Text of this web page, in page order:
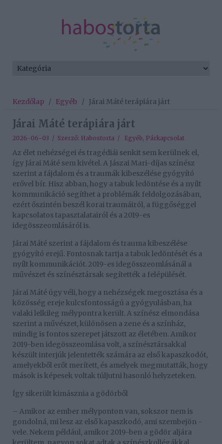
Kezdőlap / Egyéb / Járai Máté terápiára járt
Járai Máté terápiára járt
2026-06-03 / Szerző: Habostorta / Egyéb, Párkapcsolat
Az élet nehézségei és tragédiái senkit sem kerülnek el,
így Járai Máté sem kivétel. A Jászai Mari-díjas színész
szerint a fájdalom és a traumák kibeszélése gyógyító
erővel bír. Hisz abban, hogy a tabuk ledöntése és a nyílt
kommunikáció segíthet a problémák feldolgozásában,
ezért őszintén beszél korai traumáiról, a függőséggel
kapcsolatos tapasztalatairól és a 2019-es
idegösszeomlásáról is.
Járai Máté szerint a fájdalom és trauma kibeszélése
gyógyító erejű. Fontosnak tartja a tabuk ledöntését és a
nyílt kommunikációt. 2019-es idegösszeomlásánál a
művészet és színésztársak segítették a felépülését.
Járai Máté úgy véli, hogy a nehézségek megosztása és a
közösség ereje kulcsfontosságú a gyógyulásban, ha
valaki lelkileg mélypontra került. A színész elmondása
szerint a művészet, különösen a zene és a színház,
mindig is fontos szerepet játszott az életében. Amikor
2019-ben idegösszeomlása volt, a színésztársakkal
készült interjúk jelentették számára az első kapaszkodót,
amelyekből erőt merített, és amelyek megmutatták, hogy
mások is képesek voltak túljutni hasonló helyzeteken.
Így sikerült kimásznia a gödörből
– Amikor az ember mélyponton van, sokszor nem is
gondolná, mi lesz az első kapaszkodó, ami szembejön ­
vele. Nekem például, amikor 2019-ben a gödör aljára